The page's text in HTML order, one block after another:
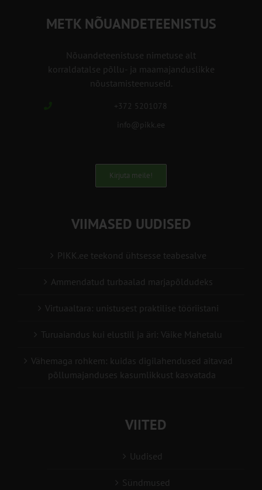
METK NÕUANDETEENISTUS
Nõuandeteenistuse nimetuse alt
korraldatalse põllu- ja maamajanduslikke
nõustamisteenuseid.
+372 5201078
info@pikk.ee
Kirjuta meile!
VIIMASED UUDISED
PIKK.ee teekond ühtsesse teabesalve
Ammendatud turbaalad marjapõldudeks
Virtuaaltara: unistusest praktilise tööriistani
Turuaiandus kui elustiil ja äri: Väike Mahetalu
Vähemaga rohkem: kuidas digilahendused aitavad
põllumajanduses kasumlikkust kasvatada
VIITED
Uudised
Sündmused